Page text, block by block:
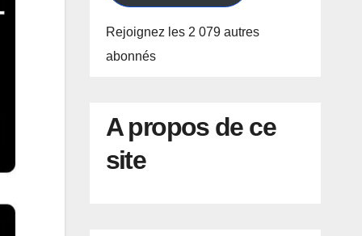
Rejoignez les 2 079 autres
abonnés
A propos de ce
site